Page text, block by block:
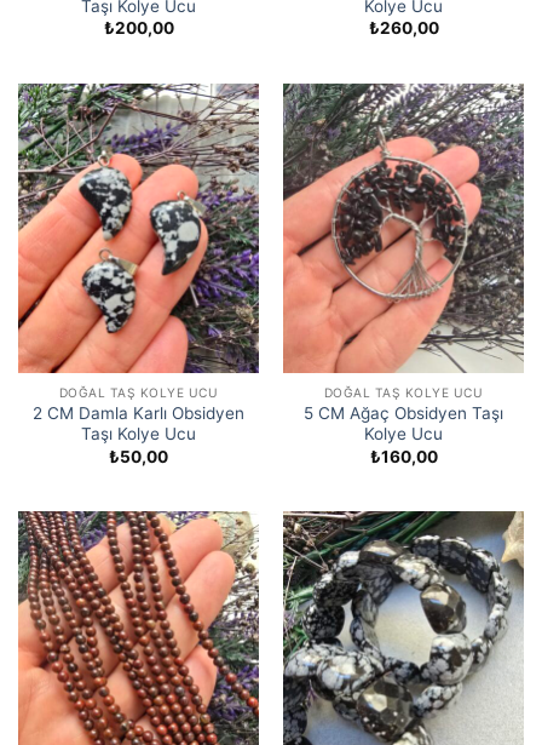
Taşı Kolye Ucu
₺200,00
Kolye Ucu
₺260,00
DOĞAL TAŞ KOLYE UCU
2 CM Damla Karlı Obsidyen
Taşı Kolye Ucu
₺50,00
DOĞAL TAŞ KOLYE UCU
5 CM Ağaç Obsidyen Taşı
Kolye Ucu
₺160,00